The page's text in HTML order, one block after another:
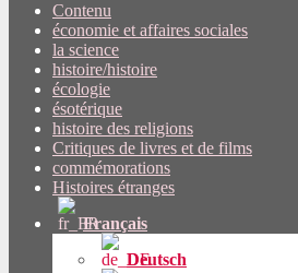
Contenu
économie et affaires sociales
la science
histoire/histoire
écologie
ésotérique
histoire des religions
Critiques de livres et de films
commémorations
Histoires étranges
Français
Deutsch